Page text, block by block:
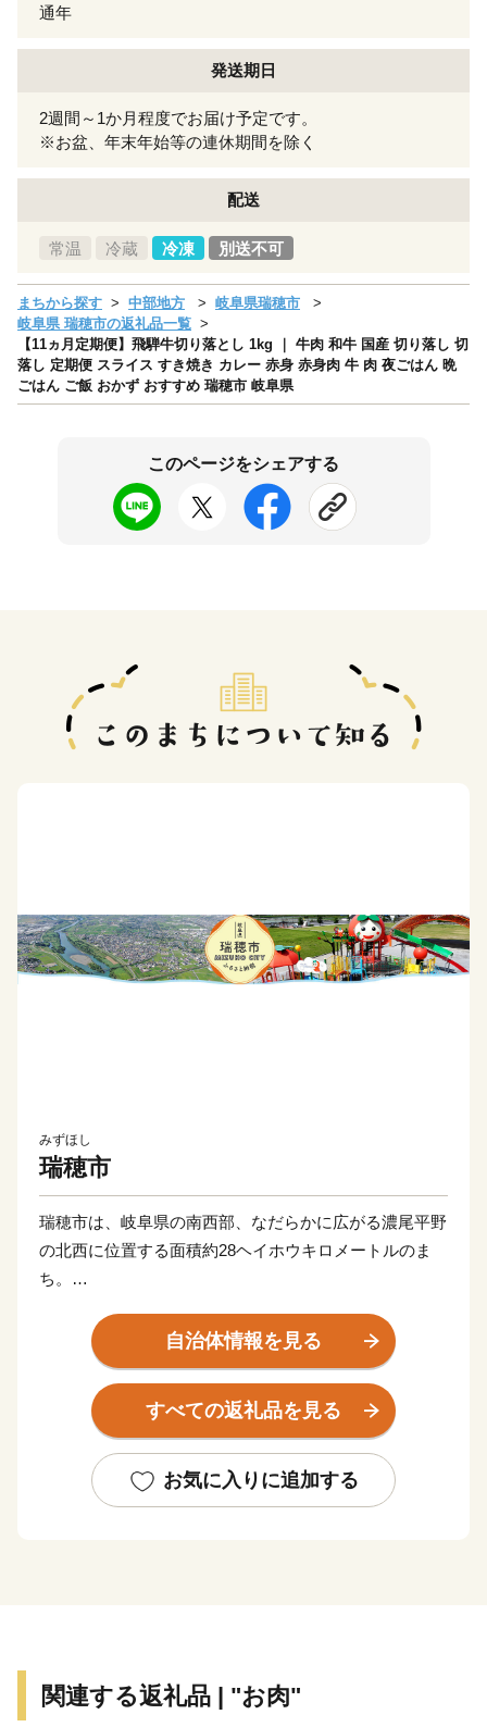
通年
発送期日
2週間～1か月程度でお届け予定です。
※お盆、年末年始等の連休期間を除く
配送
常温 冷蔵 冷凍 別送不可
まちから探す 中部地方
岐阜県瑞穂市
岐阜県 瑞穂市の返礼品一覧
【11ヵ月定期便】飛騨牛切り落とし 1kg ｜ 牛肉 和牛 国産 切り落し 切
落し 定期便 スライス すき焼き カレー 赤身 赤身肉 牛 肉 夜ごはん 晩
ごはん ご飯 おかず おすすめ 瑞穂市 岐阜県
このページをシェアする
みずほし
瑞穂市
瑞穂市は、岐阜県の南西部、なだらかに広がる濃尾平野
の北西に位置する面積約28ヘイホウキロメートルのま
ち。
市の東西に清流長良川・揖斐川など18本の一級河川が流
れる水に恵まれた自然豊かな地域であり、市内を東西に
横断する国道21号線、JR東海道線が走り、古くから交
通の要所として栄え、人口が毎年伸び続けている活気あ
全国約８割の自治体が人口減少をしているなか、瑞穂市
自治体情報を見る
すべての返礼品を見る
お気に入りに追加する
関連する返礼品 | "お肉"